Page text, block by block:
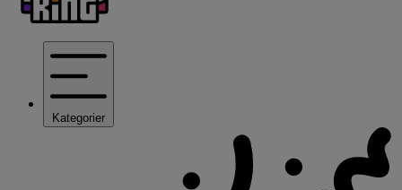
Kategorier